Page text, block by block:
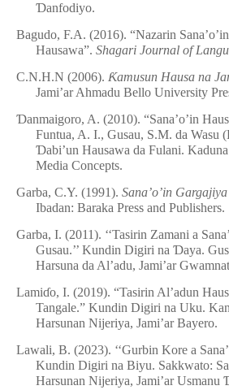
Ɗanfodiyo.
Bagudo, F.A. (2016). “Nazarin
Hausawa”. Shagari Journal of
C.N.H.N (2006). Ƙamusun Hausa na
Jami’ar Ahmadu Bello University
Ɗanmaigoro, A. (2010). “Sana’o’in
Funtua, A. I., Gusau, S.M. da Wasu
Ɗabi’un Hausawa da Fulani.
Media Concepts.
Garba, C.Y. (1991). Sana’o’in
Ibadan: Baraka Press and Publishers.
Garba, I. (2011). ‘‘Tasirin Zamani a
Gusau.’’ Kundin Digiri na Ɗaya.
Harsuna da Al’adu, Jami’ar
Lamiɗo, I. (2019). “Tasirin Al’adun
Tangale.” Kundin Digiri na Uku.
Harsunan Nijeriya, Jami’ar Bayero.
Lawali, B. (2023). ‘‘Gurbin Kore a
Kundin Digiri na Biyu. Sakkwato:
Harsunan Nijeriya, Jami’ar Usmanu